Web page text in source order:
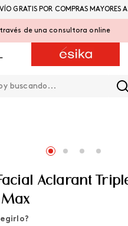
de una consultora online
GRATIS POR COMPRAS MAYORES
Aclarant